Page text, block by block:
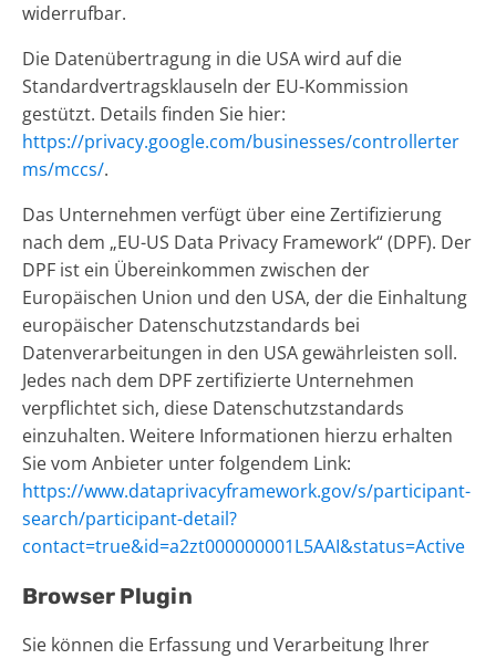
widerrufbar.
Die Datenübertragung in die USA wird auf die
Standardvertragsklauseln der EU-Kommission
gestützt. Details finden Sie hier:
https://privacy.google.com/businesses/controllerter
ms/mccs/.
Das Unternehmen verfügt über eine Zertifizierung
nach dem „EU-US Data Privacy Framework“ (DPF). Der
DPF ist ein Übereinkommen zwischen der
Europäischen Union und den USA, der die Einhaltung
europäischer Datenschutzstandards bei
Datenverarbeitungen in den USA gewährleisten soll.
Jedes nach dem DPF zertifizierte Unternehmen
verpflichtet sich, diese Datenschutzstandards
einzuhalten. Weitere Informationen hierzu erhalten
Sie vom Anbieter unter folgendem Link:
https://www.dataprivacyframework.gov/s/participant-
search/participant-detail?
contact=true&id=a2zt000000001L5AAI&status=Active
Browser Plugin
Sie können die Erfassung und Verarbeitung Ihrer